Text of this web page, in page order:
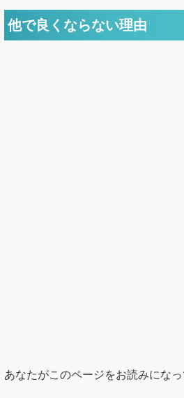
他で良くならない理由
あなたがこのページをお読みになっ